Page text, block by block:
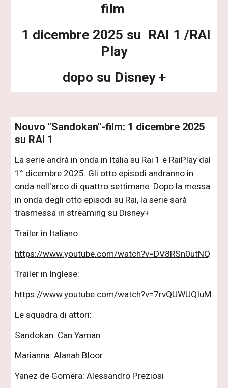
film
1 dicembre 2025 su RAI 1 /RAI
Play
dopo su Disney +
Nouvo "Sandokan"-film: 1 dicembre 2025
su RAI 1
La serie andrà in onda in Italia su Rai 1 e RaiPlay dal
1° dicembre 2025. Gli otto episodi andranno in
onda nell'arco di quattro settimane. Dopo la messa
in onda degli otto episodi su Rai, la serie sarà
trasmessa in streaming su Disney+
Trailer in Italiano:
https://www.youtube.com/watch?v=DV8RSn0utNQ
Trailer in Inglese:
https://www.youtube.com/watch?v=7rvQUWUQIuM
Le squadra di attori:
Sandokan: Can Yaman
Marianna: Alanah Bloor
Yanez de Gomera: Alessandro Preziosi